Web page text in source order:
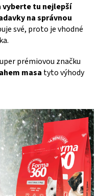
vybertetu nejlepší
na správnou
své, proto je vhodné
prémiovou značku
masa tyto výhody